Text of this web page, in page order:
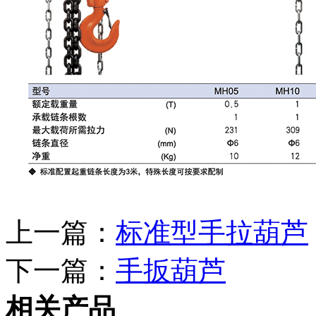
上一篇： 标准型手拉葫芦
下一篇： 手扳葫芦
相关产品